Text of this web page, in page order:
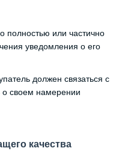
полностью или частично
уведомления о его
должен связаться с
своем намерении
качества